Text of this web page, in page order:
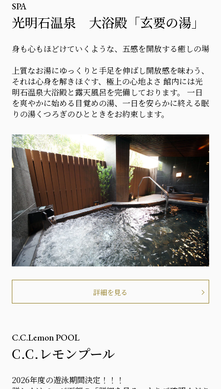
SPA
光明石温泉 大浴殿「玄要の湯」
身も心もほどけていくような、五感を開放する癒しの場
上質なお湯にゆっくりと手足を伸ばし開放感を味わう、
それは心身を解きほぐす、極上の心地よさ 館内には光
明石温泉大浴殿と露天風呂を完備しております。 一日
を爽やかに始める目覚めの湯、一日を安らかに終える眠
りの湯くつろぎのひとときをお約束します。
詳細を見る
C.C.Lemon POOL
C.C.レモンプール
2026年度の遊泳期間決定！！！